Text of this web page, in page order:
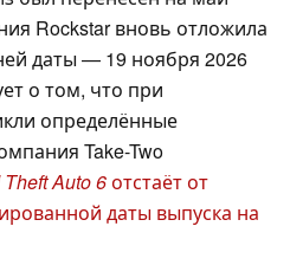
Rockstar вновь отложила
даты — 19 ноября 2026
о том, что при
определённые
Take-Two
Theft Auto 6отстаёт от
даты выпуска на